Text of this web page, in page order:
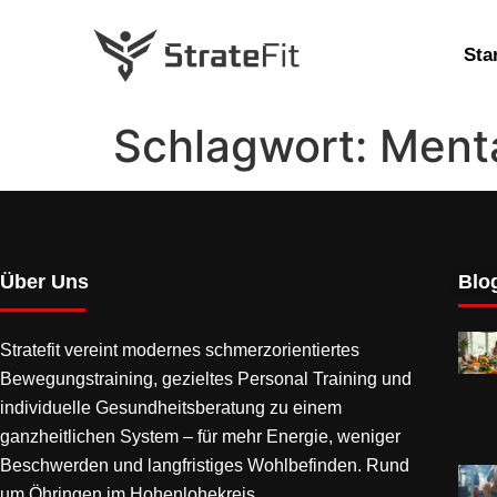
Schlagwort:
Über Uns
Stratefit vereint modernes schmerzorientiertes
Bewegungstraining, gezieltes Personal Training und
individuelle Gesundheitsberatung zu einem
ganzheitlichen System – für mehr Energie, weniger
Beschwerden und langfristiges Wohlbefinden. Rund